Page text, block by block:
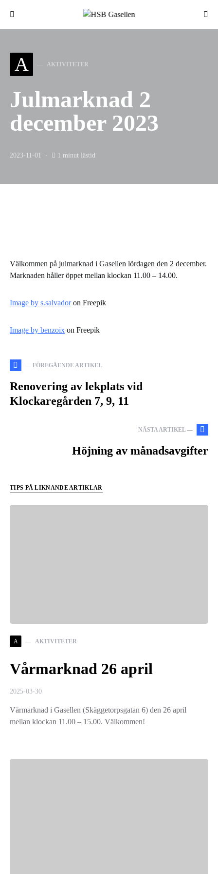
Sök efter:
A AKTIVITETER
Julmarknad 2
december 2023
2023-11-01 1 minut lästid
Välkommen på julmarknad i Gasellen lördagen den 2 december.
Marknaden håller öppet mellan klockan 11.00 – 14.00.
Image by s.salvadoron Freepik
Image by benzoix on Freepik
— FÖREGÅENDE ARTIKEL
Renovering av lekplats vid
Klockaregården 7, 9, 11
NÄSTA ARTIKEL —
Höjning av månadsavgifter
TIPS PÅ LIKNANDE ARTIKLAR
A AKTIVITETER
Vårmarknad 26 april
2025-03-30
Vårmarknad i Gasellen (Skäggetorpsgatan 6) den 26 april
mellan klockan 11.00 – 15.00. Välkommen!